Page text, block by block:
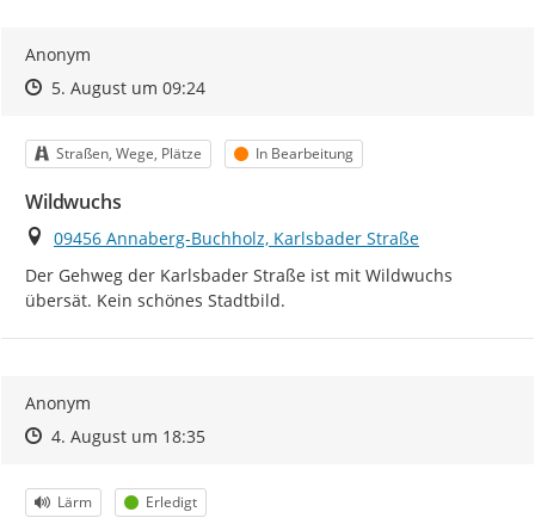
Anonym
Zeitpunkt des Erstellens
Zeitpunkt des Erstellens
5. August um 09:24Zur Äußerung
Kategorie
Straßen, Wege, Plätze Status
In Bearbeitung
Wildwuchs
Ort
09456 Annaberg-Buchholz, Karlsbader Straße
Der Gehweg der Karlsbader Straße ist mit Wildwuchs
übersät. Kein schönes Stadtbild.
Anonym
Zeitpunkt des Erstellens
Zeitpunkt des Erstellens
4. August um 18:35Zur Äußerung
Kategorie
Lärm Status
Erledigt